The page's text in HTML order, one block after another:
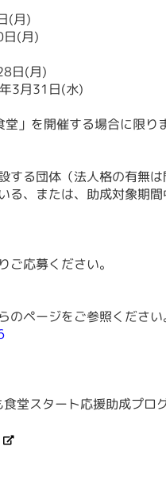
(月)
(月)
日(月)
3月31日(水)
」を開催する場合に限り
る団体（法人格の有無は
る、または、助成対象期
応募ください。
ページをご参照ください
堂スタート応援助成プロ